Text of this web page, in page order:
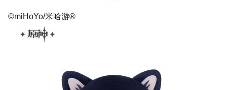
©miHoYo/米哈游®